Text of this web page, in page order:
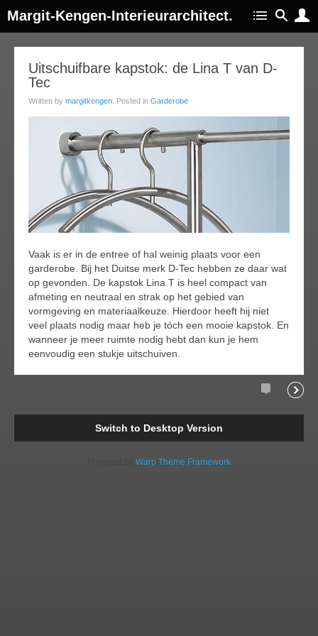
Margit-Kengen-Interieurarchitect.
Uitschuifbare kapstok: de Lina T van D-
Tec
Written by margitkengen . Posted in Garderobe
Vaak is er in de entree of hal weinig plaats voor een
garderobe. Bij het Duitse merk D-Tec hebben ze daar wat
op gevonden. De kapstok Lina T is heel compact van
afmeting en neutraal en strak op het gebied van
vormgeving en materiaalkeuze. Hierdoor heeft hij niet
veel plaats nodig maar heb je tóch een mooie kapstok. En
wanneer je meer ruimte nodig hebt dan kun je hem
eenvoudig een stukje uitschuiven.
Comments
Switch to Desktop Version
Warp Theme Framework